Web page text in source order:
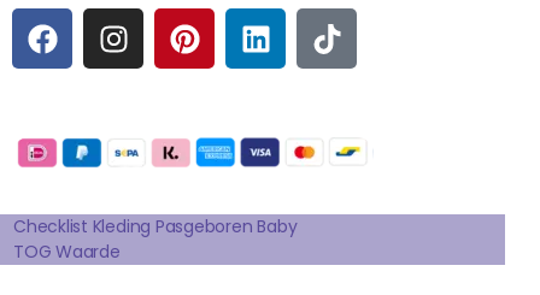
F
A
C
B
O
O
K
I
N
S
A
R
A
M
P
I
N
E
R
E
S
T
L
I
N
E
D
I
N
T
I
K
O
K
Checklist Kleding Pasgeboren Baby
TOG Waarde